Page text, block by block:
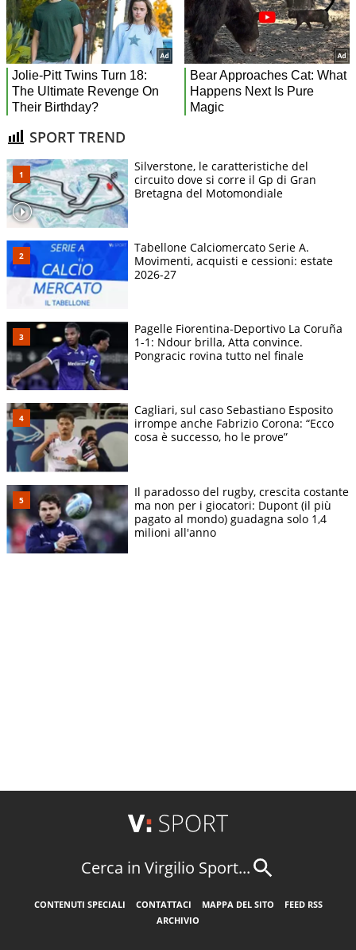
SPORT TREND
Silverstone, le caratteristiche del
circuito dove si corre il Gp di Gran
Bretagna del Motomondiale
Tabellone Calciomercato Serie A.
Movimenti, acquisti e cessioni: estate
2026-27
Pagelle Fiorentina-Deportivo La Coruña
1-1: Ndour brilla, Atta convince.
Pongracic rovina tutto nel finale
Cagliari, sul caso Sebastiano Esposito
irrompe anche Fabrizio Corona: “Ecco
cosa è successo, ho le prove”
Il paradosso del rugby, crescita costante
ma non per i giocatori: Dupont (il più
pagato al mondo) guadagna solo 1,4
milioni all'anno
Cerca in Virgilio Sport...
CONTENUTI SPECIALI CONTATTACI MAPPA DEL SITO
FEED RSS
ARCHIVIO